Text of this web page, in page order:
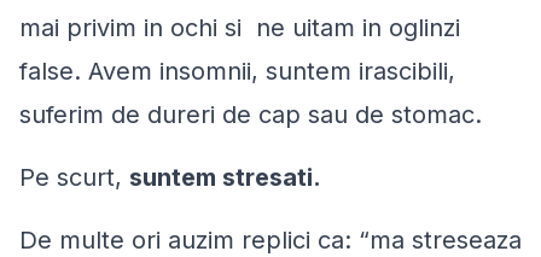
mai privim in ochi si ne uitam in oglinzi
false. Avem insomnii, suntem irascibili,
suferim de dureri de cap sau de stomac.
Pe scurt, suntem stresati.
De multe ori auzim replici ca: “ma streseaza